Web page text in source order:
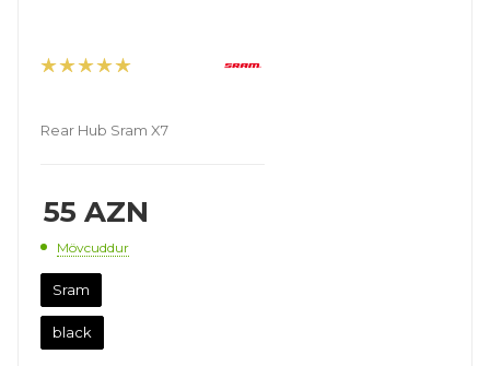
Rear Hub Sram X7
55 AZN
Mövcuddur
Sram
black